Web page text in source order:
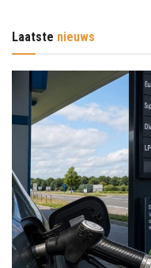
Laatste nieuws